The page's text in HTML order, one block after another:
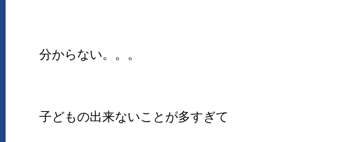
分からない。。。
子どもの出来ないことが多すぎて